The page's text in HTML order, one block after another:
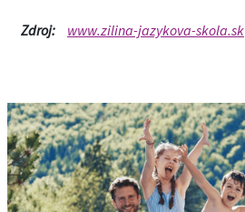
Zdroj: www.zilina-jazykova-skola.sk